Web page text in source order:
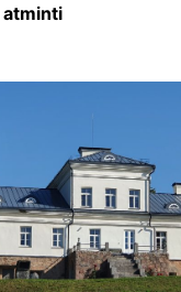
atminti